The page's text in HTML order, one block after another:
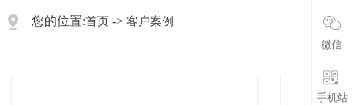
您的位置:首页 -> 客户案例
微信
手机站